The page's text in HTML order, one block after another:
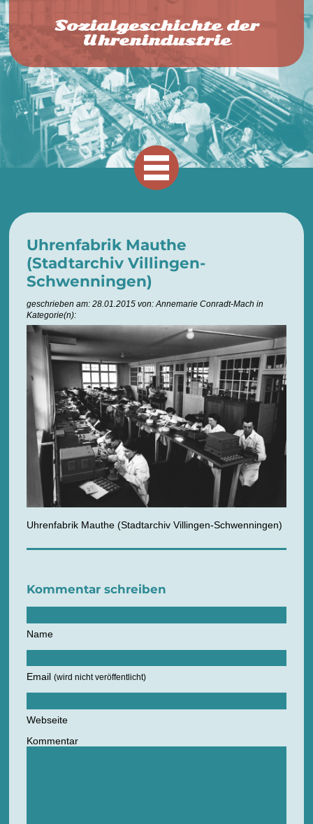
Sozialgeschichte der
Uhrenindustrie
Uhrenfabrik Mauthe
(Stadtarchiv Villingen-
Schwenningen)
geschrieben am: 28.01.2015 von: Annemarie Conradt-Mach in
Kategorie(n):
Uhrenfabrik Mauthe (Stadtarchiv Villingen-Schwenningen)
Kommentar schreiben
Name
Email (wird nicht veröffentlicht)
Webseite
Kommentar